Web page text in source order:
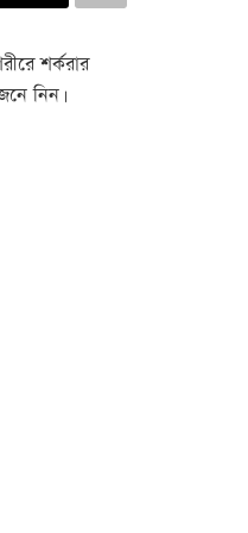
শর্করার
নিন।